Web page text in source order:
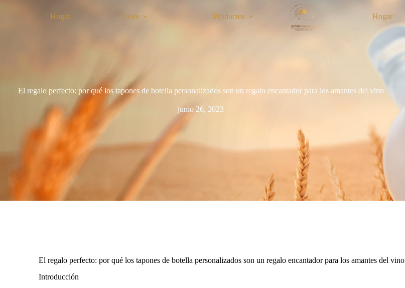
Hogar Sobre Productos Hogar
El regalo perfecto: por qué los tapones de botella personalizados son un regalo encantador para los amantes del vino
junio 26, 2023
El regalo perfecto: por qué los tapones de botella personalizados son un regalo encantador para los amantes del vino
Introducción